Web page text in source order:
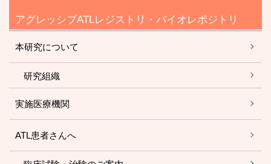
アグレッシブATLレジストリ・バイオレポジトリ
本研究について
研究組織
実施医療機関
ATL患者さんへ